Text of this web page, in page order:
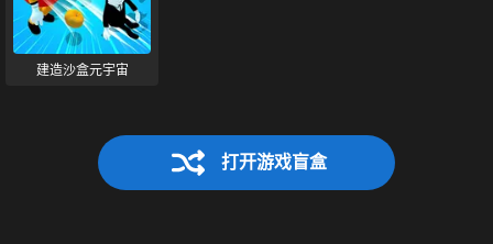
建造沙盒元宇宙
打开游戏盲盒